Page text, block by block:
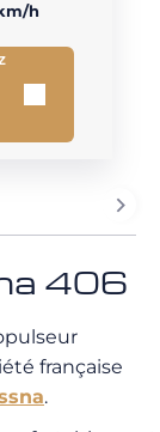
h
406
française
.